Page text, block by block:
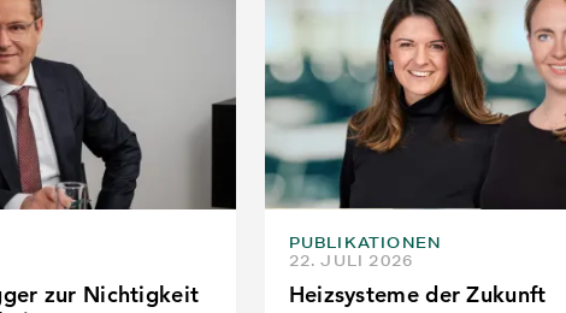
zur Nichtigkeit
PUBLIKATIONEN
22. JULI 2026
Heizsysteme der Zukunft